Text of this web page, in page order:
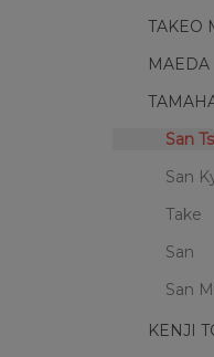
TAKEO
MAEDA
San
San
Take
San
San
KENJI